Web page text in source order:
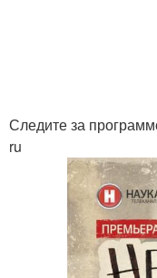
Следите за
ru